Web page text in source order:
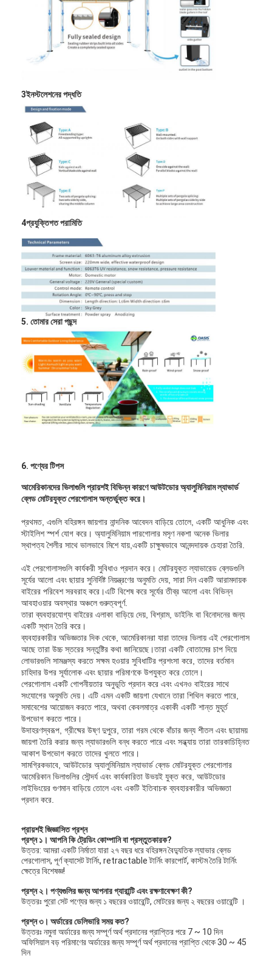
হালকা ডিউটি পারগোল
ইলেকট্রিক সানশ্যাড আউনিং
বাগান কারপোর্ট
জিপ ট্র্যাক ব্লাইন্ডস
আপগ্রেড অ্যালুমিনিয়াম লউভার পেরগোলা
শামিয়ানা আনুষাঙ্গিক
3ইনস্টলেশনের পদ্ধতি
4প্রযুক্তিগত পরামিতি
5. তোমার সেরা পছন্দ
6. পণ্যের টিপস
আমেরিকানদের ভিলাগুলি প্রায়শই বিভিন্ন কারণে আউটডোর অ্যালুমিনিয়াম ল্যাভার্ড
ব্লেড মোটরযুক্ত পেরগোলাস অন্তর্ভুক্ত করে।
প্রথমত, এগুলি বহিরঙ্গন জায়গার নান্দনিক আবেদন বাড়িয়ে তোলে, একটি আধুনিক এবং
স্টাইলিশ স্পর্শ যোগ করে। অ্যালুমিনিয়াম পারগোলার মসৃণ নকশা অনেক ভিলার
স্থাপত্য শৈলীর সাথে ভালভাবে মিশে যায়,একটি চাক্ষুষভাবে আনন্দদায়ক চেহারা তৈরি.
এই পেরগোলাসগুলি কার্যকরী সুবিধাও প্রদান করে। মোটরযুক্ত ল্যাভারেড ব্লেডগুলি
সূর্যের আলো এবং ছায়ার সুনির্দিষ্ট নিয়ন্ত্রণের অনুমতি দেয়, সারা দিন একটি আরামদায়ক
বাইরের পরিবেশ সরবরাহ করে।এটি বিশেষ করে সূর্যের তীব্র আলো এবং বিভিন্ন
আবহাওয়ার অবস্থার অঞ্চলে গুরুত্বপূর্ণ.
তারা ব্যবহারযোগ্য বাইরের এলাকা বাড়িয়ে দেয়, বিশ্রাম, ডাইনিং বা বিনোদনের জন্য
একটি স্থান তৈরি করে।
ব্যবহারকারীর অভিজ্ঞতার দিক থেকে, আমেরিকানরা যারা তাদের ভিলায় এই পেরগোলাস
আছে তারা উচ্চ স্তরের সন্তুষ্টির কথা জানিয়েছে।তারা একটি বোতামের চাপ দিয়ে
লোভারগুলি সামঞ্জস্য করতে সক্ষম হওয়ার সুবিধাটির প্রশংসা করে, তাদের বর্তমান
চাহিদার উপর সূর্যালোক এবং ছায়ার পরিমাণকে উপযুক্ত করে তোলে।
পেরগোলাস একটি গোপনীয়তার অনুভূতি প্রদান করে এবং এখনও বাইরের সাথে
সংযোগের অনুমতি দেয়। এটি এমন একটি জায়গা যেখানে তারা শিথিল করতে পারে,
সমাবেশের আয়োজন করতে পারে, অথবা কেবলমাত্র একাকী একটি শান্ত মুহূর্ত
উপভোগ করতে পারে।
উদাহরণস্বরূপ, গ্রীষ্মের উষ্ণ দুপুরে, তারা গরম থেকে বাঁচার জন্য শীতল এবং ছায়াময়
জায়গা তৈরি করার জন্য ল্যাভারগুলি বন্ধ করতে পারে এবং সন্ধ্যায় তারা তারকাচিহ্নিত
আকাশ উপভোগ করতে তাদের খুলতে পারে।
সামগ্রিকভাবে, আউটডোর অ্যালুমিনিয়াম ল্যাভার্ড ব্লেড মোটরযুক্ত পেরগোলার
আমেরিকান ভিলাগুলির সৌন্দর্য এবং কার্যকারিতা উভয়ই যুক্ত করে, আউটডোর
লাইভিংয়ের গুণমান বাড়িয়ে তোলে এবং একটি ইতিবাচক ব্যবহারকারীর অভিজ্ঞতা
প্রদান করে.
প্রায়শই জিজ্ঞাসিত প্রশ্ন
প্রশ্ন ১। আপনি কি ট্রেডিং কোম্পানি বা প্রস্তুতকারক?
উত্তর: আমরা একটি নির্মাতা যারা ২৭ বছর ধরে বহিরঙ্গন বৈদ্যুতিক ল্যাভার ব্লেড
পেরগোলাস, পূর্ণ ক্যাসেট টার্নিং, retractable টার্নিং কারপোর্ট, কাস্টম তৈরি টার্নিং
ক্ষেত্রে বিশেষজ্ঞ!
প্রশ্ন ২। পণ্যগুলির জন্য আপনার গ্যারান্টি এবং রক্ষণাবেক্ষণ কী?
উত্তরঃ পুরো সেট পণ্যের জন্য ১ বছরের ওয়ারেন্টি, মোটরের জন্য ২ বছরের ওয়ারেন্টি ।
প্রশ্ন ৩। অর্ডারের ডেলিভারি সময় কত?
উত্তরঃ নমুনা অর্ডারের জন্য সম্পূর্ণ অর্থ প্রদানের প্রাপ্তির পরে 7 ~ 10 দিন
অফিসিয়াল বড় পরিমাণের অর্ডারের জন্য সম্পূর্ণ অর্থ প্রদানের প্রাপ্তি থেকে 30 ~ 45
দিন